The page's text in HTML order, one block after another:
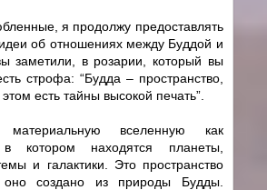
я продолжу предоставлять
об отношениях между Буддой и
заметили, в розарии, который вы
строфа: “Будда – пространство,
есть тайны высокой печать”.
вселенную как
в котором находятся планеты,
и галактики. Это пространство
создано из природы Будды.